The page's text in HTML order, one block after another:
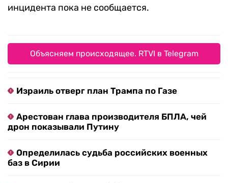
инцидента пока не сообщается.
Объясняем происходящее. RTVI в Telegram
Израиль отверг план Трампа по Газе
Арестован глава производителя БПЛА, чей
дрон показывали Путину
Определилась судьба российских военных
баз в Сирии